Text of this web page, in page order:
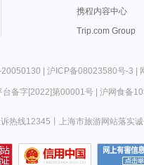
携程内容中心
Trip.com Group
20050130 | 沪ICP备08023580号-3 |
台备字[2022]第00001号| 沪网食备
热线12345 上海市旅游网站落实